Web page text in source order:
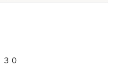
０